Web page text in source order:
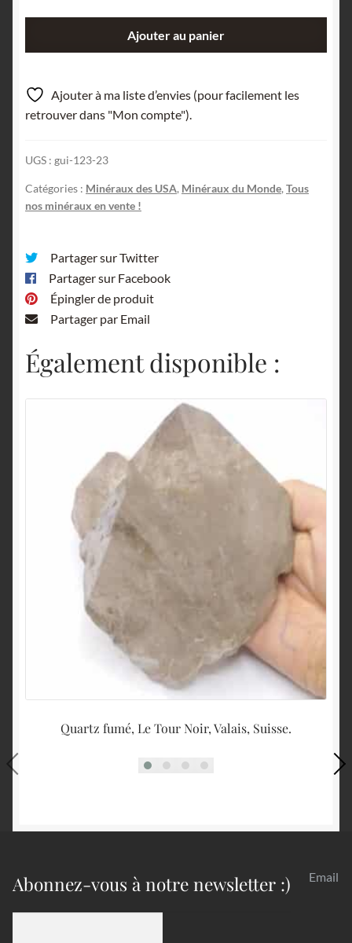
Thomas
Range,
comté
Juab,
Utah,
États-
Ajouter au panier
Ajouter à ma liste d’envies (pour facilement les
retrouver dans "Mon compte").
UGS : gui-123-23
Catégories : Minéraux des USA, Minéraux du Monde,Tous
nos minéraux en vente !
Partager sur Twitter
Partager sur Facebook
Épingler de produit
Partager par Email
Également disponible :
Quartz fumé, Le Tour Noir, Valais, Suisse.
Abonnez-vous à notre newsletter :) Email